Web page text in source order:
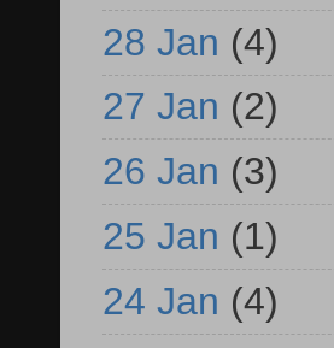
28 Jan (4)
27 Jan (2)
26 Jan (3)
25 Jan (1)
24 Jan (4)